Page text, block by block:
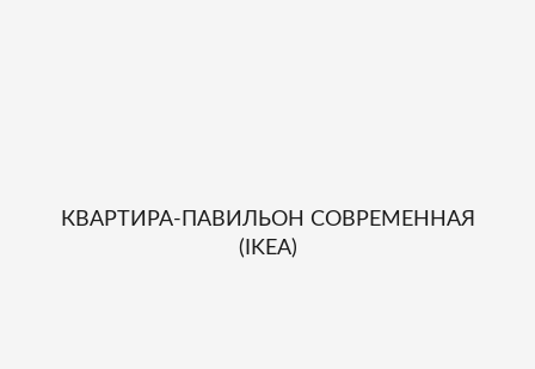
КВАРТИРА-ПАВИЛЬОН СОВРЕМЕННАЯ
(IKEA)